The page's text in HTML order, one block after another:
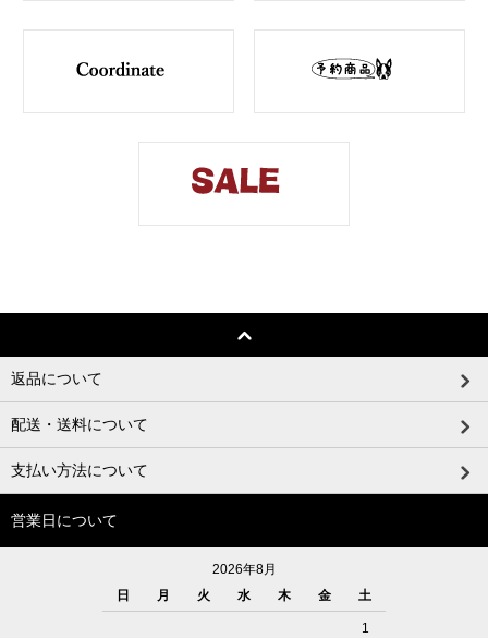
返品について
配送・送料について
支払い方法について
営業日について
2026年8月
日
月 火 水 木 金 土
1